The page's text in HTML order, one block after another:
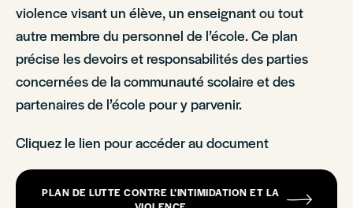
violence visant un élève, un enseignant ou tout
autre membre du personnel de l’école. Ce plan
précise les devoirs et responsabilités des parties
concernées de la communauté scolaire et des
partenaires de l’école pour y parvenir.
Cliquez le lien pour accéder au document
PLAN DE LUTTE CONTRE L’INTIMIDATION ET LA